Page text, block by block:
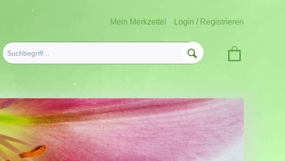
Mein Merkzettel Login / Registrieren